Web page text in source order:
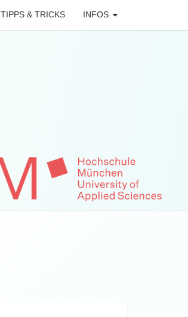
TIPPS & TRICKS INFOS